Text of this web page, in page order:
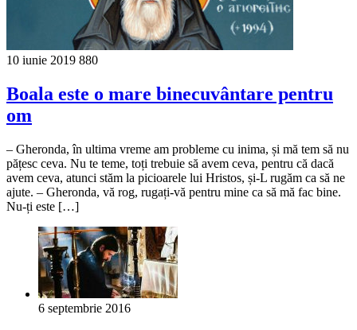
10 iunie 2019 880
Boala este o mare bi­necuvântare pentru
om
– Gheronda, în ultima vreme am probleme cu inima, și mă tem să nu
pățesc ceva. Nu te teme, toți trebuie să avem ceva, pentru că dacă
avem ceva, atunci stăm la picioarele lui Hristos, și-L rugăm ca să ne
ajute. – Gheronda, vă rog, rugați-vă pentru mine ca să mă fac bine.
Nu-ți este […]
6 septembrie 2016